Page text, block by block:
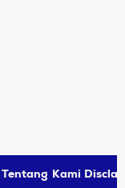
Tentang Kami